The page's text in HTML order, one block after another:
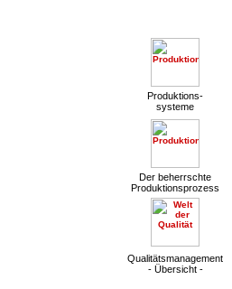
Produktions-
systeme
Der beherrschte
Produktionsprozess
Qualitätsmanagement
- Übersicht -